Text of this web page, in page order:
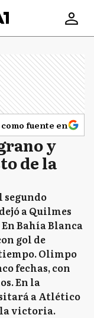
fuente en
y
de la
segundo
a Quilmes
Bahía Blanca
gol de
Olimpo
fechas, con
En la
a Atlético
la victoria.